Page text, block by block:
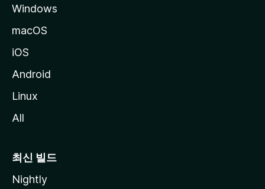
Windows
macOS
iOS
Android
Linux
All
최신 빌드
Nightly